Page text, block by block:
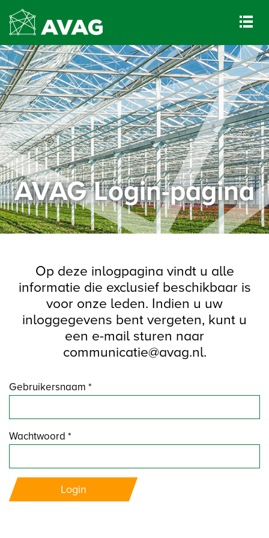
AVAG Login-pagina
Op deze inlogpagina vindt u alle
informatie die exclusief beschikbaar is
voor onze leden. Indien u uw
inloggegevens bent vergeten, kunt u
een e-mail sturen naar
communicatie@avag.nl.
Gebruikersnaam *
Wachtwoord *
Login